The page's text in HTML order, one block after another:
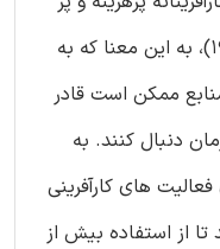
زحمت هستند (لومپکین و دس، 1996)، به این معنا که به
ممکن است قادر
دنبال کنند. به
های کارآفرینی
از استفاده بیش از